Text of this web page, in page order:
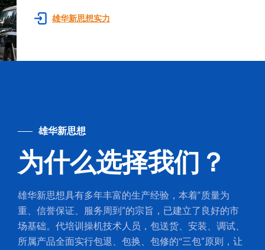
雄华新思想实力
雄华新思想
为什么选择我们？
雄华新思想具有多年丰富的生产经验，本着“质量为
重、信誉保证、服务周到”的宗旨，已建立了良好的市
场基础。代培训操机技术人员，包送货、安装、调试、
所属产品全面实行包退、包换、包修的"三包”原则，让